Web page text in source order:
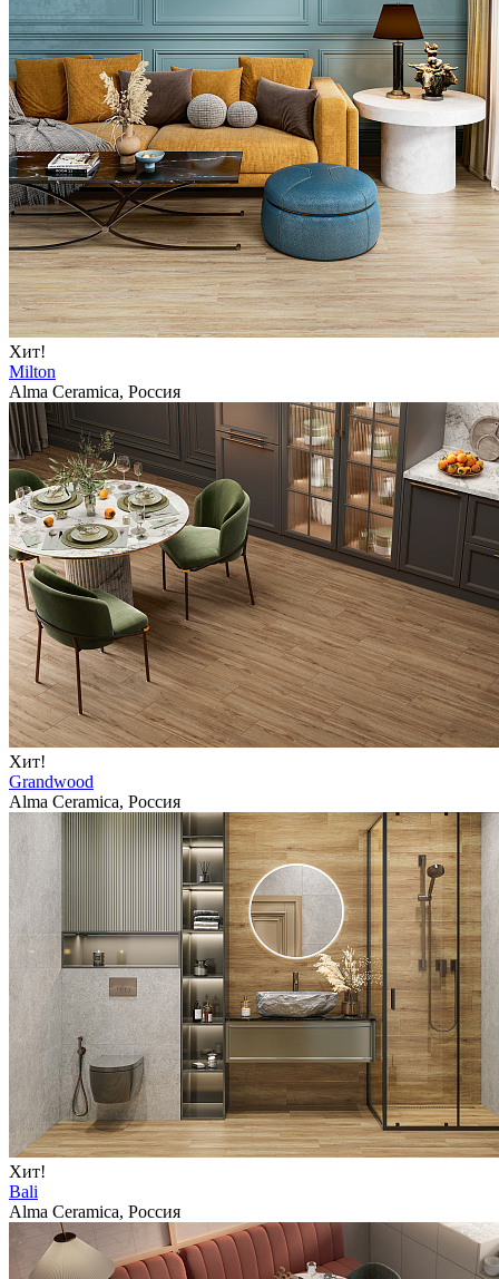
Хит!
Milton
Alma Ceramica, Россия
Хит!
Grandwood
Alma Ceramica, Россия
Хит!
Bali
Alma Ceramica, Россия